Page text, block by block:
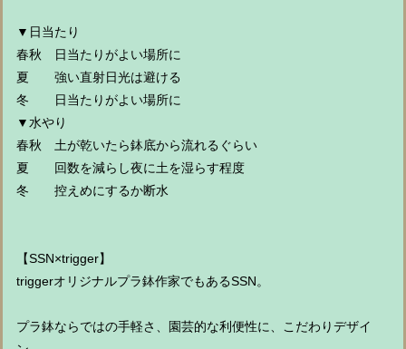
▼日当たり
春秋 日当たりがよい場所に
夏 強い直射日光は避ける
冬 日当たりがよい場所に
▼水やり
春秋 土が乾いたら鉢底から流れるぐらい
夏 回数を減らし夜に土を湿らす程度
冬 控えめにするか断水
【SSN×trigger】
triggerオリジナルプラ鉢作家でもあるSSN。
プラ鉢ならではの手軽さ、園芸的な利便性に、こだわりデザイ